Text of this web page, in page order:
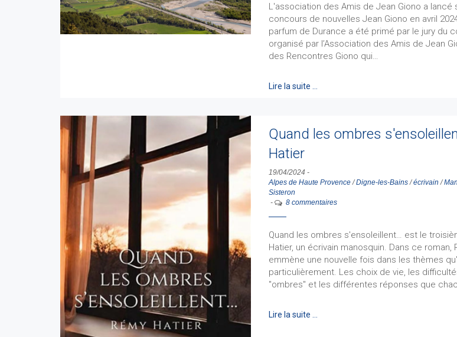
L'association des Amis de Jean Giono a lancé
concours de nouvelles Jean Giono en avril
parfum de Durance a été primé par le jury du
organisé par l’Association des Amis de Jean
des Rencontres Giono qui…
Lire la suite …
Quand les ombres
Hatier
19/04/2024 -
Alpes de Haute Provence/Digne-les-Bains/écrivain /
Sisteron
-
8 commentaires
Quand les ombres s'ensoleillent… est le
Hatier, un écrivain manosquin. Dans ce roman,
emmène une nouvelle fois dans les thèmes
particulièrement. Les choix de vie, les
"ombres" et les différentes réponses que
Lire la suite …